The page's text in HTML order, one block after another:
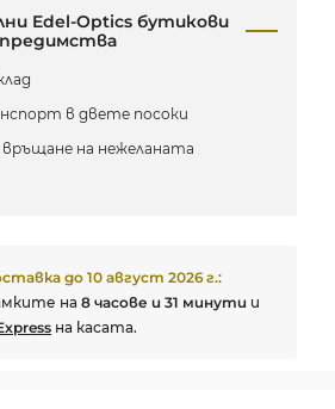
Edel-Optics бутикови
предимства
в двете посоки
връщане на нежеланата
до 10 август 2026 г.:
на 8 часове и 31 минути и
на касата.